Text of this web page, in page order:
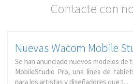
Contacte con
Nuevas Wacom Mobile
Se han anunciado nuevos modelos de
MobileStudio Pro, una línea de
para los artistas y diseñadores que t...